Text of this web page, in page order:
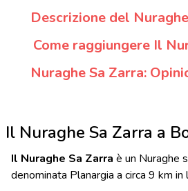
Descrizione del
Come raggiungere Il
Nuraghe Sa Zarra:
Il Nuraghe Sa Zarra a
Il Nuraghe Sa Zarra è un Nuraghe
denominata Planargia a circa 9 km in